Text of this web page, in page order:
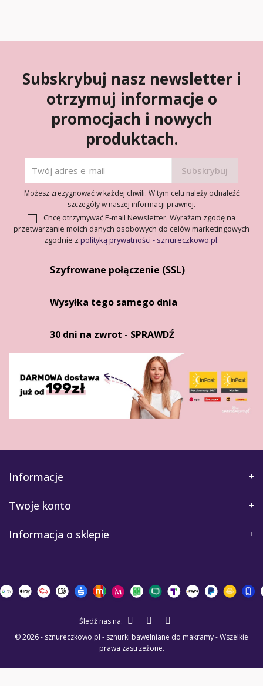
Subskrybuj nasz newsletter i
otrzymuj informacje o
promocjach i nowych
produktach.
Możesz zrezygnować w każdej chwili. W tym celu należy odnaleźć
szczegóły w naszej informacji prawnej.
Chcę otrzymywać E-mail Newsletter. Wyrażam zgodę na
przetwarzanie moich danych osobowych do celów marketingowych
zgodnie z polityką prywatności - sznureczkowo.pl.
Szyfrowane połączenie (SSL)
Wysyłka tego samego dnia
30 dni na zwrot - SPRAWDŹ
Informacje
Twoje konto
Informacja o sklepie
© 2026 - sznureczkowo.pl - sznurki bawełniane do makramy - Wszelkie
prawa zastrzeżone.
Śledź nas na: